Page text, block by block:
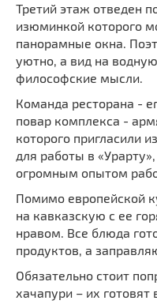
Третий этаж отведен
изюминкой которого
панорамные окна.
уютно, а вид на
философские мысли.
Команда ресторана -
повар комплекса -
которого пригласили
для работы в
огромным опытом
Помимо европейской
на кавказскую с ее
нравом. Все блюда
продуктов, а
Обязательно стоит
хачапури – их готовят